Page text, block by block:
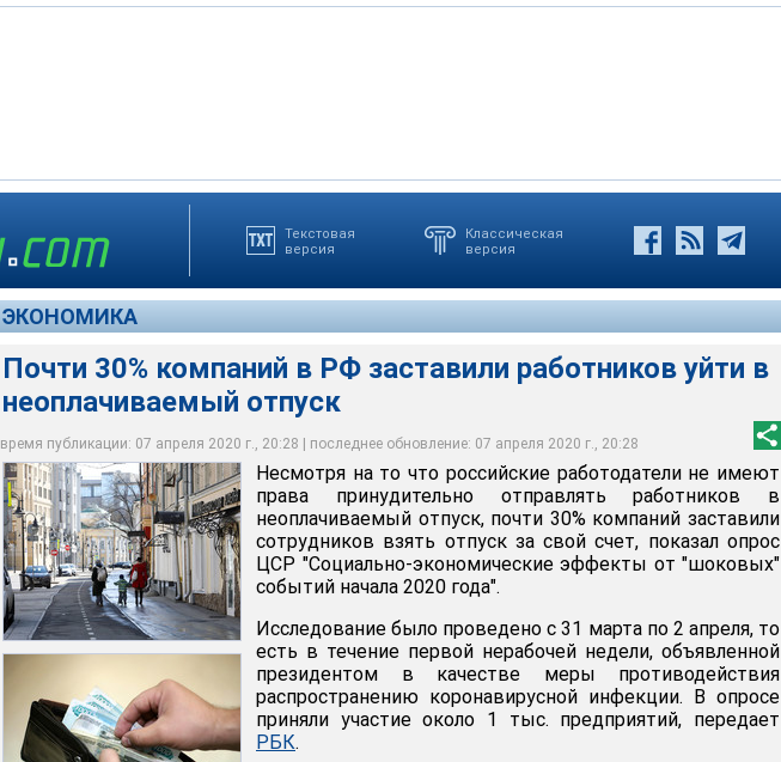
Текстовая
версия
Классическая
версия
ЭКОНОМИКА
Почти 30% компаний в РФ заставили работников уйти в
неоплачиваемый отпуск
время публикации: 07 апреля 2020 г., 20:28 | последнее обновление: 07 апреля 2020 г., 20:28
Исследование было проведено с 31 марта по 2 апреля, то есть в течение первой
нерабочей недели, объявленной президентом в качестве меры противодействия
распространению коронавирусной инфекции
АГН Москва / Андрей Никеричев
Падение реальных денежных доходов россиян по итогам 2020 года может стать
максимальным за период с 2014 года
Moscow-Live.ru / Вячеслав Акишин
Несмотря на то что российские работодатели не имеют
права принудительно отправлять работников в
неоплачиваемый отпуск, почти 30% компаний заставили
сотрудников взять отпуск за свой счет, показал опрос
ЦСР "Социально-экономические эффекты от "шоковых"
событий начала 2020 года".
Исследование было проведено с 31 марта по 2 апреля, то
есть в течение первой нерабочей недели, объявленной
президентом в качестве меры противодействия
распространению коронавирусной инфекции. В опросе
приняли участие около 1 тыс. предприятий, передает
РБК.